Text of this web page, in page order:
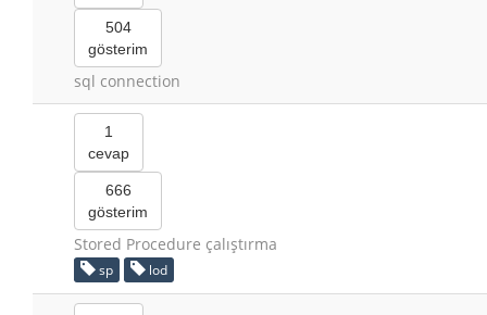
504
gösterim
sql connection
1
cevap
666
gösterim
Stored Procedure çalıştırma
sp lod